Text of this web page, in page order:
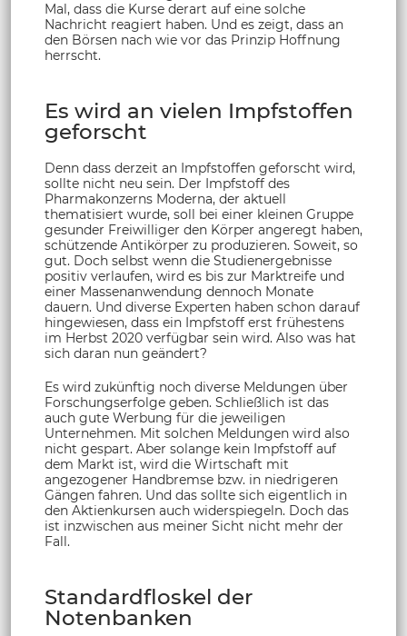
Mal, dass die Kurse derart auf eine solche
Nachricht reagiert haben. Und es zeigt, dass an
den Börsen nach wie vor das Prinzip Hoffnung
herrscht.
Es wird an vielen Impfstoffen
geforscht
Denn dass derzeit an Impfstoffen geforscht wird,
sollte nicht neu sein. Der Impfstoff des
Pharmakonzerns Moderna, der aktuell
thematisiert wurde, soll bei einer kleinen Gruppe
gesunder Freiwilliger den Körper angeregt haben,
schützende Antikörper zu produzieren. Soweit, so
gut. Doch selbst wenn die Studienergebnisse
positiv verlaufen, wird es bis zur Marktreife und
einer Massenanwendung dennoch Monate
dauern. Und diverse Experten haben schon darauf
hingewiesen, dass ein Impfstoff erst frühestens
im Herbst 2020 verfügbar sein wird. Also was hat
sich daran nun geändert?
Es wird zukünftig noch diverse Meldungen über
Forschungserfolge geben. Schließlich ist das
auch gute Werbung für die jeweiligen
Unternehmen. Mit solchen Meldungen wird also
nicht gespart. Aber solange kein Impfstoff auf
dem Markt ist, wird die Wirtschaft mit
angezogener Handbremse bzw. in niedrigeren
Gängen fahren. Und das sollte sich eigentlich in
den Aktienkursen auch widerspiegeln. Doch das
ist inzwischen aus meiner Sicht nicht mehr der
Fall.
Standardfloskel der
Notenbanken